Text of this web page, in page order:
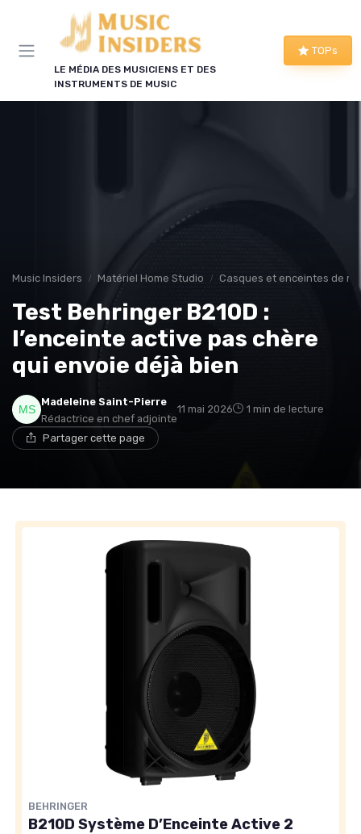
LE MÉDIA DES MUSICIENS ET DES
INSTRUMENTS DE MUSIC
TOPs
Music Insiders Matériel Home Studio Casques et enceintes de
Test Behringer B210D :
l’enceinte active pas chère
qui envoie déjà bien
Madeleine Saint-Pierre
Rédactrice en chef adjointe
11 mai 2026 1 min de lecture
Partager cette page
BEHRINGER
B210D Système D’Enceinte Active 2
Panneau de gestion des cookies